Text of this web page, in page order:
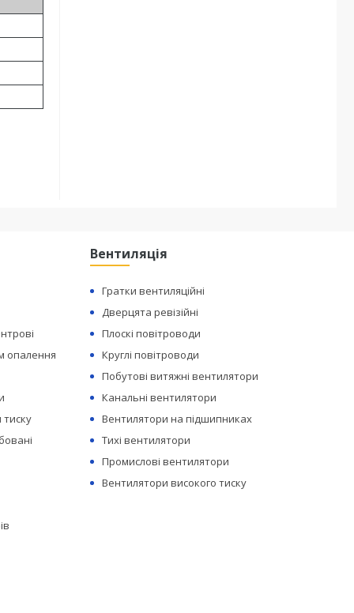
опалення
Вентиляція
Гратки вентиляційні
Дверцята ревізійні
Плоскі повітроводи
Круглі повітроводи
Побутові витяжні вентилятори
Канальні вентилятори
Вентилятори на підшипниках
Тихі вентилятори
Промислові вентилятори
Вентилятори високого тиску